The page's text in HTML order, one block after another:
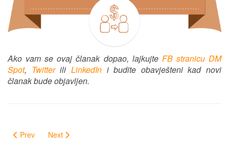
Ako vam se ovaj članak dopao, lajkujte FB stranicu DM
Spot, Twitterili LinkedIni budite obavješteni kad novi
članak bude objavljen.
Prev Next